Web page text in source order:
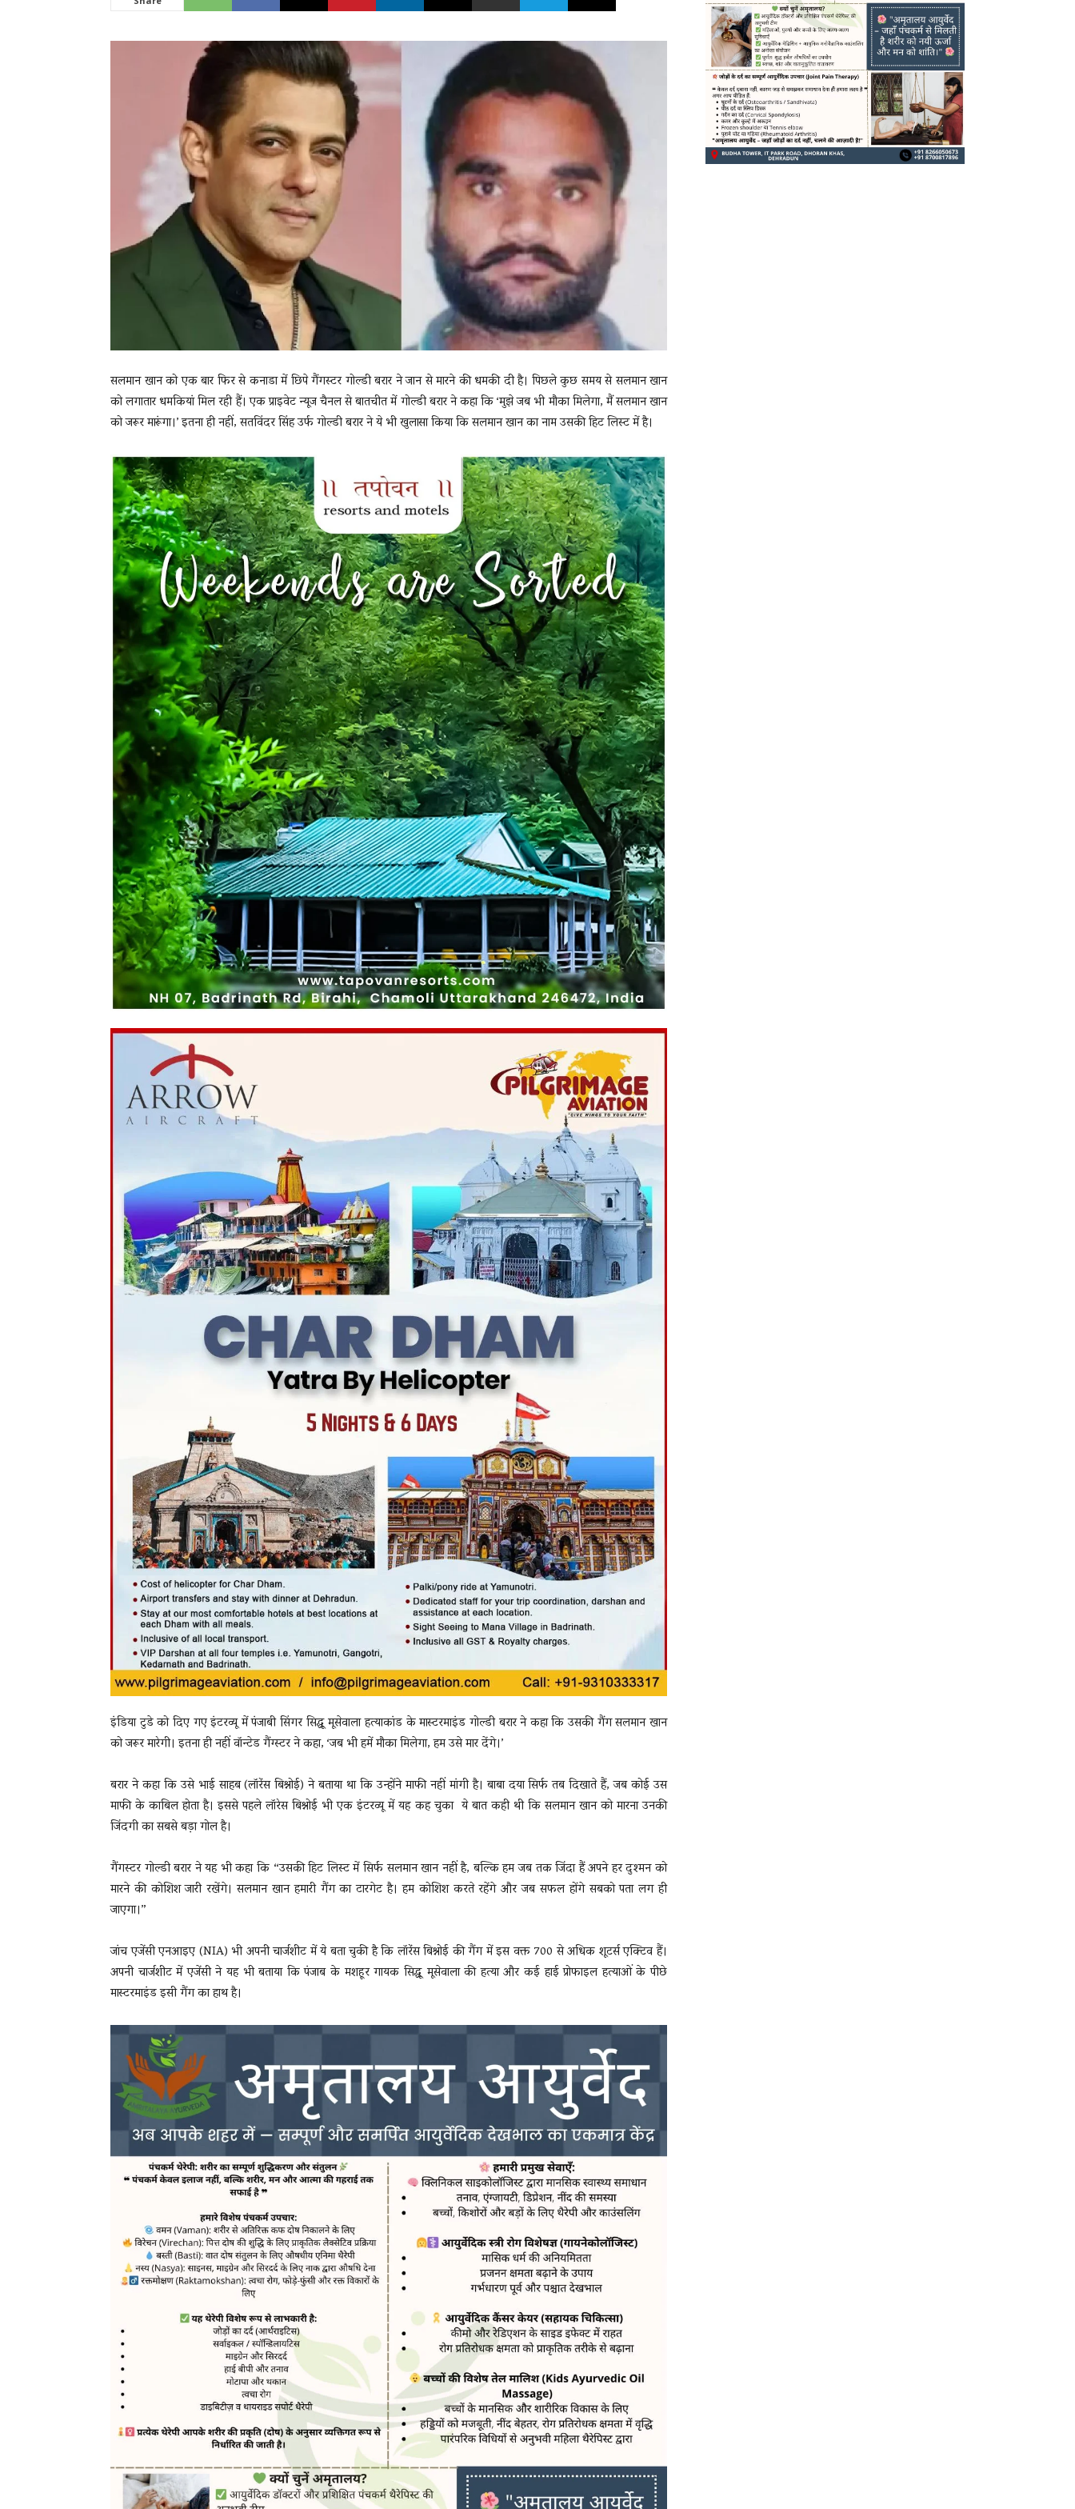
News
LIVE
सलमान खान को एक बार फिर से कनाडा में छिपे गैंगस्टर गोल्डी बरार ने जान से मारने की धमकी दी है। पिछले कुछ समय से सलमान खान
को लगातार धमकियां मिल रही हैं। एक प्राइवेट न्यूज चैनल से बातचीत में गोल्डी बरार ने कहा कि ‘मुझे जब भी मौका मिलेगा, मैं सलमान खान
को जरूर मारूंगा।’ इतना ही नहीं, सतविंदर सिंह उर्फ गोल्डी बरार ने ये भी खुलासा किया कि सलमान खान का नाम उसकी हिट लिस्ट में है।
इंडिया टुडे को दिए गए इंटरव्यू में पंजाबी सिंगर सिद्धू मूसेवाला हत्याकांड के मास्टरमाइंड गोल्डी बरार ने कहा कि उसकी गैंग सलमान खान
को जरूर मारेगी। इतना ही नहीं वॉन्टेड गैंग्स्टर ने कहा, ‘जब भी हमें मौका मिलेगा, हम उसे मार देंगे।’
बरार ने कहा कि उसे भाई साहब (लॉरेंस बिश्नोई) ने बताया था कि उन्होंने माफी नहीं मांगी है। बाबा दया सिर्फ तब दिखाते हैं, जब कोई उस
माफी के काबिल होता है। इससे पहले लॉरेस बिश्नोई भी एक इंटरव्यू में यह कह चुका ये बात कही थी कि सलमान खान को मारना उनकी
जिंदगी का सबसे बड़ा गोल है।
गैंगस्टर गोल्डी बरार ने यह भी कहा कि “उसकी हिट लिस्ट में सिर्फ सलमान खान नहीं है, बल्कि हम जब तक जिंदा हैं अपने हर दुश्मन को
मारने की कोशिश जारी रखेंगे। सलमान खान हमारी गैंग का टारगेट है। हम कोशिश करते रहेंगे और जब सफल होंगे सबको पता लग ही
जाएगा।”
जांच एजेंसी एनआइए (NIA) भी अपनी चार्जशीट में ये बता चुकी है कि लॉरेंस बिश्नोई की गैंग में इस वक्त 700 से अधिक शूटर्स एक्टिव हैं।
अपनी चार्जशीट में एजेंसी ने यह भी बताया कि पंजाब के मशहूर गायक सिद्धू मूसेवाला की हत्या और कई हाई प्रोफाइल हत्याओं के पीछे
मास्टरमाइंड इसी गैंग का हाथ है।